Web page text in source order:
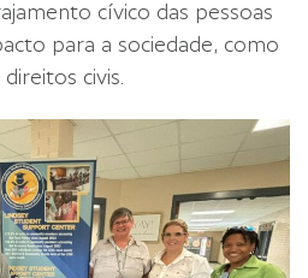
cívico das pessoas
para a sociedade, como
civis.